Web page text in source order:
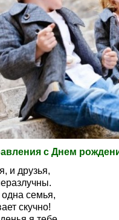
с Днем
и друзья,
семья,
скучно!